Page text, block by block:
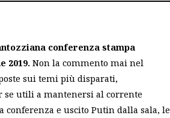
conferenza stampa
2019.Non la commento mai nel
sui temi più disparati,
se utili a mantenersi al corrente
e uscito Putin dalla sala, le